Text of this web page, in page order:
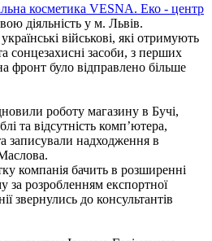
косметика VESNA. Еко - центр
діяльність у м. Львів.
військові, які отримують
сонцезахисні засоби, з перших
фронт було відправлено більше
роботу магазину в Бучі,
та відсутність комп’ютера,
записували надходження в
компанія бачить в розширенні
за розробленням експортної
звернулись до консультантів